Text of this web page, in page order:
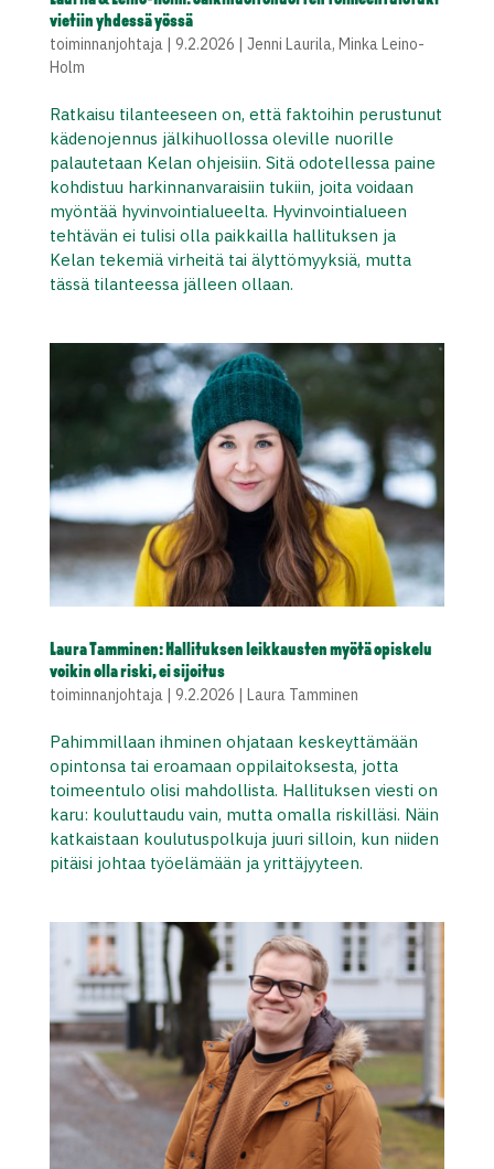
vietiin yhdessä yössä
toiminnanjohtaja| 9.2.2026 | Jenni Laurila, Minka Leino-
Holm
Ratkaisu tilanteeseen on, että faktoihin perustunut
kädenojennus jälkihuollossa oleville nuorille
palautetaan Kelan ohjeisiin. Sitä odotellessa paine
kohdistuu harkinnanvaraisiin tukiin, joita voidaan
myöntää hyvinvointialueelta. Hyvinvointialueen
tehtävän ei tulisi olla paikkailla hallituksen ja
Kelan tekemiä virheitä tai älyttömyyksiä, mutta
tässä tilanteessa jälleen ollaan.
Laura Tamminen: Hallituksen leikkausten myötä opiskelu
voikin olla riski, ei sijoitus
toiminnanjohtaja| 9.2.2026 | Laura Tamminen
Pahimmillaan ihminen ohjataan keskeyttämään
opintonsa tai eroamaan oppilaitoksesta, jotta
toimeentulo olisi mahdollista. Hallituksen viesti on
karu: kouluttaudu vain, mutta omalla riskilläsi. Näin
katkaistaan koulutuspolkuja juuri silloin, kun niiden
pitäisi johtaa työelämään ja yrittäjyyteen.